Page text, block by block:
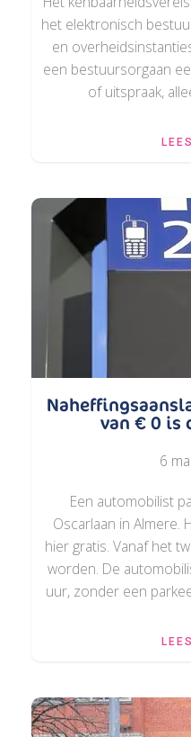
het elektronisch
en
een bestuursorgaan
of uitspraak,
van € 0 is
6
Een automobilist
Oscarlaan in Almere.
hier gratis. Vanaf het
worden. De
uur, zonder een